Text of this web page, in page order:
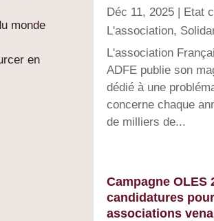
monde
en
Déc 11, 2025| Etat
L'association,
L'association
ADFE publie son
dédié à une
concerne chaque
de milliers de...
Campagne OLES
candidatures
associations